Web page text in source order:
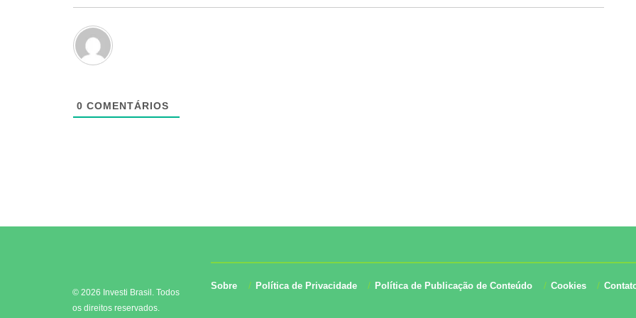
0 COMENTÁRIOS
© 2026 Investi Brasil. Todos
os direitos reservados.
Sobre Política de Privacidade Política de Publicação de Conteúdo Cookies